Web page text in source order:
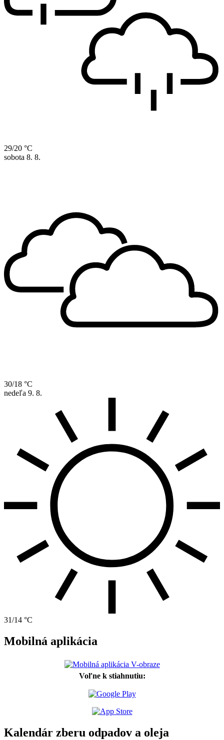
29/20 °C
sobota 8. 8.
30/18 °C
nedeľa 9. 8.
31/14 °C
Mobilná aplikácia
Voľne k stiahnutiu:
Kalendár zberu odpadov a oleja